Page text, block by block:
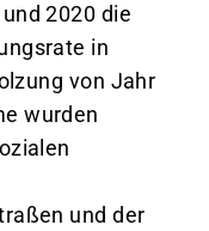
2020 die
in
von Jahr
wurden
und der